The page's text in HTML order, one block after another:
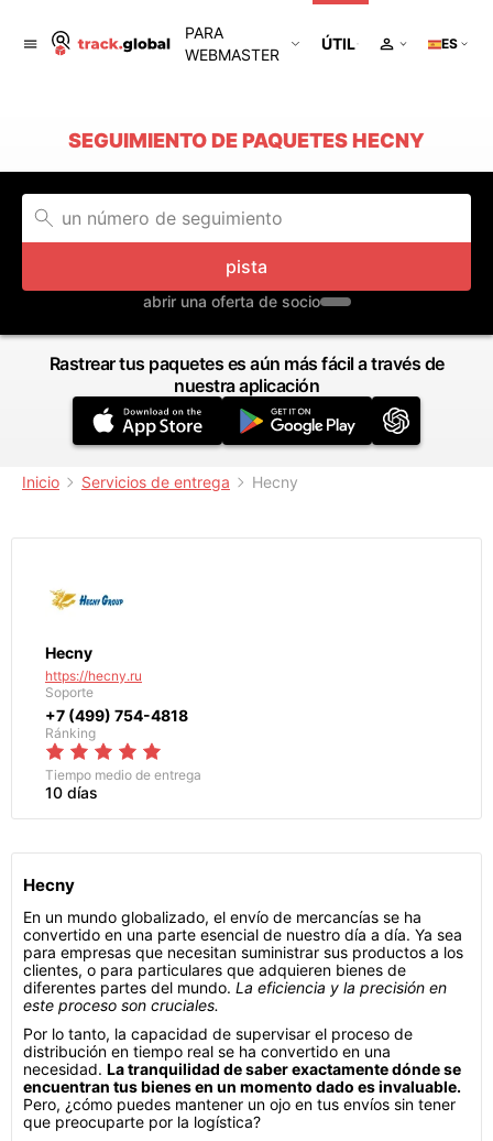
PARA
WEBMASTER
ÚTIL ES
SEGUIMIENTO DE PAQUETES HECNY
pista
abrir una oferta de socio
Rastrear tus paquetes es aún más fácil a través de
nuestra aplicación
Inicio Servicios de entrega Hecny
Hecny
https://hecny.ru
Soporte
+7 (499) 754-4818
Ránking
Tiempo medio de entrega
10 días
Hecny
En un mundo globalizado, el envío de mercancías se ha
convertido en una parte esencial de nuestro día a día. Ya sea
para empresas que necesitan suministrar sus productos a los
clientes, o para particulares que adquieren bienes de
diferentes partes del mundo. La eficiencia y la precisión en
este proceso son cruciales.
Por lo tanto, la capacidad de supervisar el proceso de
distribución en tiempo real se ha convertido en una
necesidad. La tranquilidad de saber exactamente dónde se
encuentran tus bienes en un momento dado es invaluable.
Pero, ¿cómo puedes mantener un ojo en tus envíos sin tener
que preocuparte por la logística?